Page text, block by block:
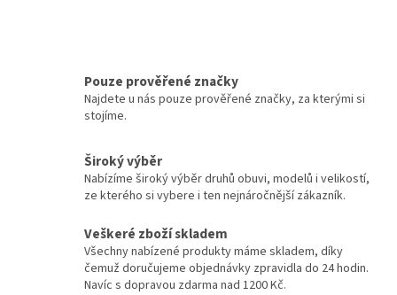
Pouze prověřené značky
Najdete u nás pouze prověřené značky, za kterými si
stojíme.
Široký výběr
Nabízíme široký výběr druhů obuvi, modelů i velikostí,
ze kterého si vybere i ten nejnáročnější zákazník.
Veškeré zboží skladem
Všechny nabízené produkty máme skladem, díky
čemuž doručujeme objednávky zpravidla do 24 hodin.
Navíc s dopravou zdarma nad 1200 Kč.